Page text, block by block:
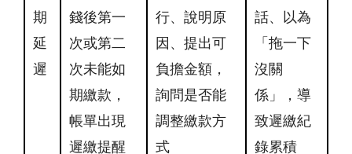
期
延
遲
錢後第一
次或第二
次未能如
期繳款，
帳單出現
遲繳提醒
行、說明原
因、提出可
負擔金額，
詢問是否能
調整繳款方
式
話、以為
「拖一下
沒關
係」，導
致遲繳紀
錄累積